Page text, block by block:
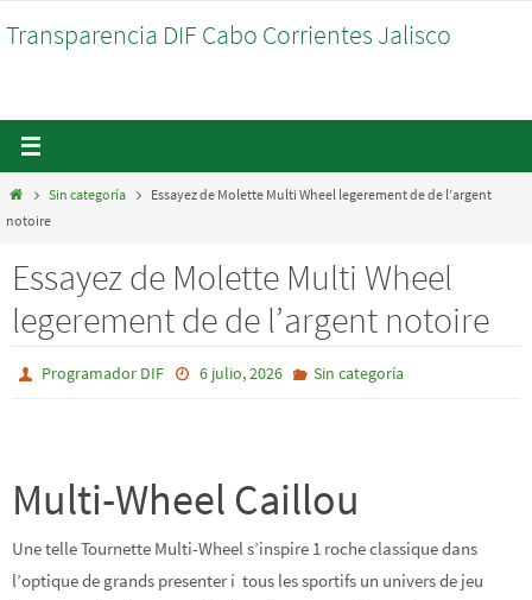
alTransparencia DIF Cabo Corrientes Jalisco
InicioSin categoría
Essayez de Molette Multi Wheel legerement de de l’argent
notoire
Essayez de Molette Multi Wheel
legerement de de l’argent notoire
Programador DIF 6 julio, 2026 Sin categoría
Multi-Wheel Caillou
Une telle Tournette Multi-Wheel s’inspire 1 roche classique dans
l’optique de grands presenter í tous les sportifs un univers de jeu